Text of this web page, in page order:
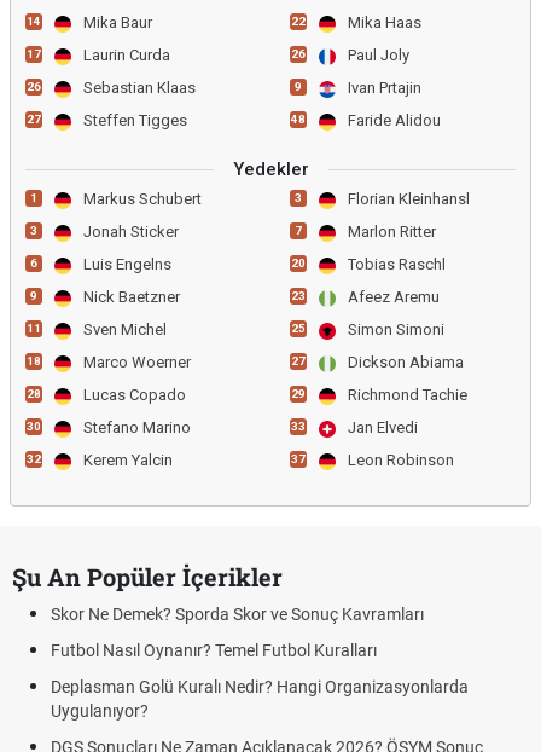
14 Mika Baur
17 Laurin Curda
26 Sebastian Klaas
27 Steffen Tigges
22 Mika Haas
26 Paul Joly
9 Ivan Prtajin
48 Faride Alidou
Yedekler
1 Markus Schubert
3 Jonah Sticker
6 Luis Engelns
9 Nick Baetzner
11 Sven Michel
18 Marco Woerner
28 Lucas Copado
30 Stefano Marino
32 Kerem Yalcin
3 Florian Kleinhansl
7 Marlon Ritter
20 Tobias Raschl
23 Afeez Aremu
25 Simon Simoni
27 Dickson Abiama
29 Richmond Tachie
33 Jan Elvedi
37 Leon Robinson
Şu An Popüler İçerikler
Skor Ne Demek? Sporda Skor ve Sonuç Kavramları
Futbol Nasıl Oynanır? Temel Futbol Kuralları
Deplasman Golü Kuralı Nedir? Hangi Organizasyonlarda
Uygulanıyor?
DGS Sonuçları Ne Zaman Açıklanacak 2026? ÖSYM Sonuç